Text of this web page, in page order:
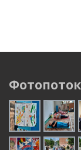
Фотопоток